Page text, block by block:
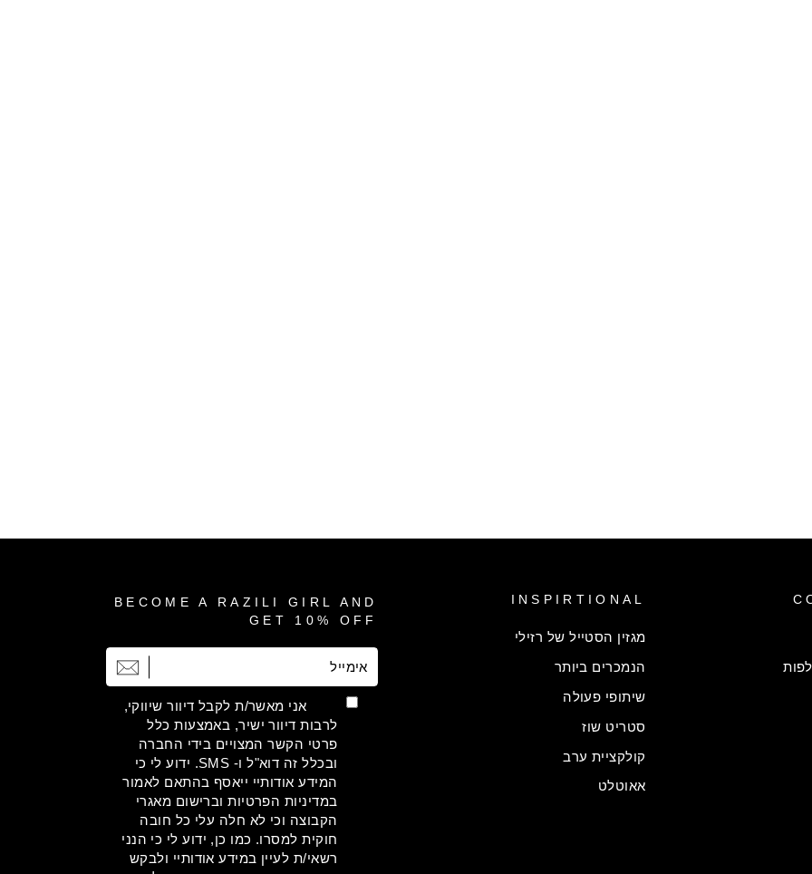
INSPIRTIONAL
מגזין הסטייל של רזילי
הנמכרים ביותר
שיתופי פעולה
סטריט שוז
קולקציית ערב
אאוטלט
BECOME A RAZILI GIRL AND
GET 10% OFF
אימייל
הרשמה
אני מאשר/ת לקבל דיוור שיווקי,
לרבות דיוור ישיר, באמצעות כלל
פרטי הקשר המצויים בידי החברה
ובכלל זה דוא"ל ו- SMS. ידוע לי כי
המידע אודותיי ייאסף בהתאם לאמור
במדיניות הפרטיות וברישום מאגרי
הקבוצה וכי לא חלה עלי כל חובה
חוקית למסרו. כמו כן, ידוע לי כי הנני
רשאי/ת לעיין במידע אודותיי ולבקש